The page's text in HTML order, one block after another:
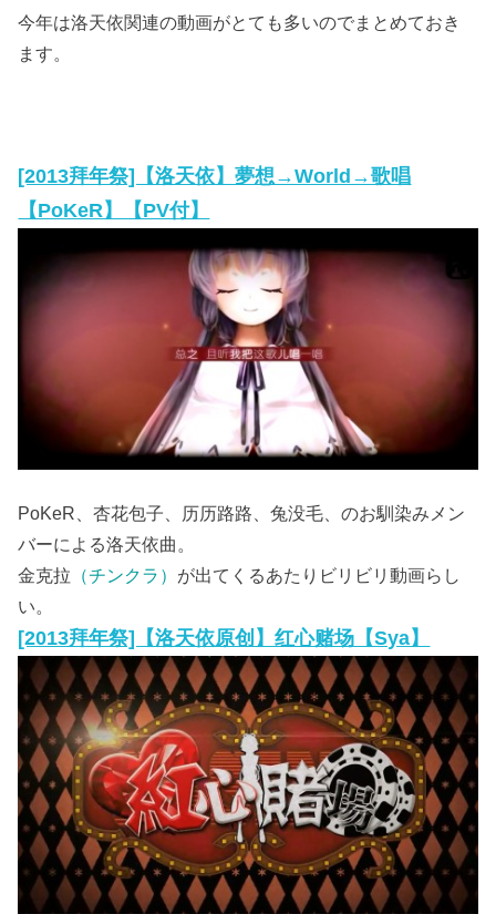
今年は洛天依関連の動画がとても多いのでまとめておき
ます。
[2013拜年祭]【洛天依】夢想→World→歌唱
【PoKeR】【PV付】
PoKeR、杏花包子、历历路路、兔没毛、のお馴染みメン
バーによる洛天依曲。
金克拉 （チンクラ） が出てくるあたりビリビリ動画らし
い。
[2013拜年祭]【洛天依原创】红心赌场【Sya】